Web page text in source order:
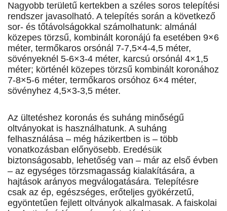
Nagyobb területű kertekben a széles soros telepítési
rendszer javasolható. A telepítés során a következő
sor- és tőtávolságokkal számolhatunk: almánál
közepes törzsű, kombinált koronájú fa esetében 9×6
méter, termőkaros orsónál 7-7,5×4-4,5 méter,
sövényeknél 5-6×3-4 méter, karcsú orsónál 4×1,5
méter; körténél közepes törzsű kombinált koronához
7-8×5-6 méter, termőkaros orsóhoz 6×4 méter,
sövényhez 4,5×3-3,5 méter.
Az ültetéshez koronás és suháng minőségű
oltványokat is használhatunk. A suháng
felhasználása – még házikertben is – több
vonatkozásban előnyösebb. Eredésük
biztonságosabb, lehetőség van – már az első évben
– az egységes törzsmagasság kialakítására, a
hajtások arányos megválogatására. Telepítésre
csak az ép, egészséges, erőteljes gyökérzetű,
egyöntetűen fejlett oltványok alkalmasak. A faiskolai